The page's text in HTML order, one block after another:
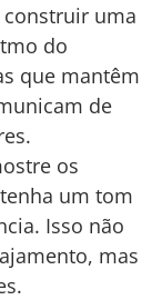
uma
do
que mantêm
de
os
um tom
Isso não
mas